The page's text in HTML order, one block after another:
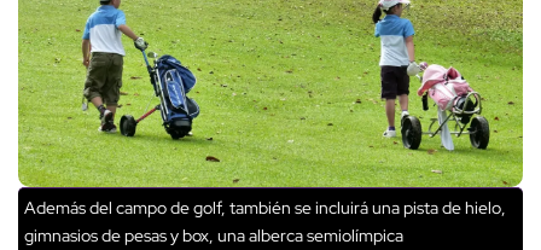
Además del campo de golf, también se incluirá una pista de hielo,
gimnasios de pesas y box, una alberca semiolímpica